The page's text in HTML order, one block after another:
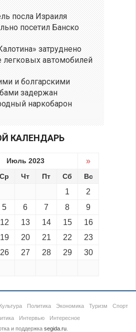
посла Израиля
посетил Банско
затруднено
автомобилей
и болгарскими
задержан
наркобарон
КАЛЕНДАРЬ
Июль 2023 »
Ср Чт Пт Сб Вс
1
2
5 6 7 8
9
12 13 14 15
16
19 20 21 22
23
26 27 28 29
30
Культура Политика Экономика Туризм
Спорт
Интервью
Интересное
и поддержка segida.ru.